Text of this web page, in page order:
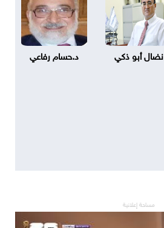
نضال أبو ذكي د.حسام رفاعي
مساحة إعلانية